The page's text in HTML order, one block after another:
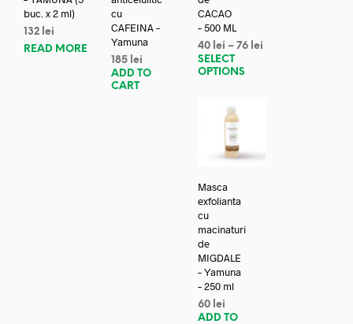
buc. x 2 ml)
132 lei
READ MORE
cu
CAFEINA –
Yamuna
185 lei
ADD TO
CART
CACAO
– 500 ML
40 lei –76 lei
SELECT
OPTIONS
Masca
exfolianta
cu
macinaturi
de
MIGDALE
– Yamuna
– 250 ml
60 lei
ADD TO